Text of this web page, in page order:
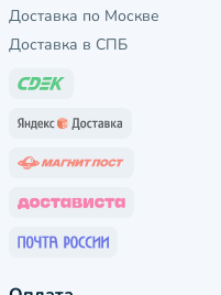
Доставка по Москве
Доставка в СПБ